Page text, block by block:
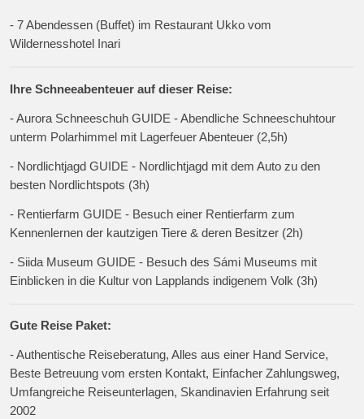
- 7 Abendessen (Buffet) im Restaurant Ukko vom
Wildernesshotel Inari
Ihre Schneeabenteuer auf dieser Reise:
- Aurora Schneeschuh GUIDE - Abendliche Schneeschuhtour
unterm Polarhimmel mit Lagerfeuer Abenteuer (2,5h)
- Nordlichtjagd GUIDE - Nordlichtjagd mit dem Auto zu den
besten Nordlichtspots (3h)
- Rentierfarm GUIDE - Besuch einer Rentierfarm zum
Kennenlernen der kautzigen Tiere & deren Besitzer (2h)
- Siida Museum GUIDE - Besuch des Sámi Museums mit
Einblicken in die Kultur von Lapplands indigenem Volk (3h)
Gute Reise Paket:
- Authentische Reiseberatung, Alles aus einer Hand Service,
Beste Betreuung vom ersten Kontakt, Einfacher Zahlungsweg,
Umfangreiche Reiseunterlagen, Skandinavien Erfahrung seit
2002